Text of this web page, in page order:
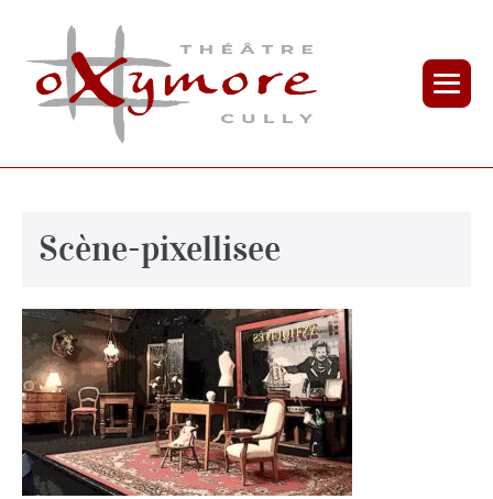
Scène-pixellisee